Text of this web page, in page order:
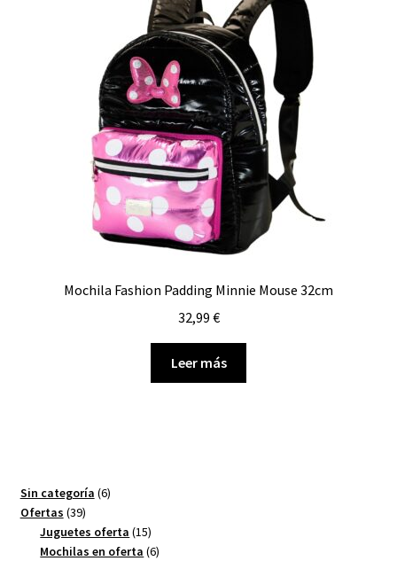
Mochila Fashion Padding Minnie Mouse 32cm
32,99 €
Leer más
Sin categoría 66
Ofertas 3939
productos
Juguetes oferta 1515
productos
Mochilas en oferta 66